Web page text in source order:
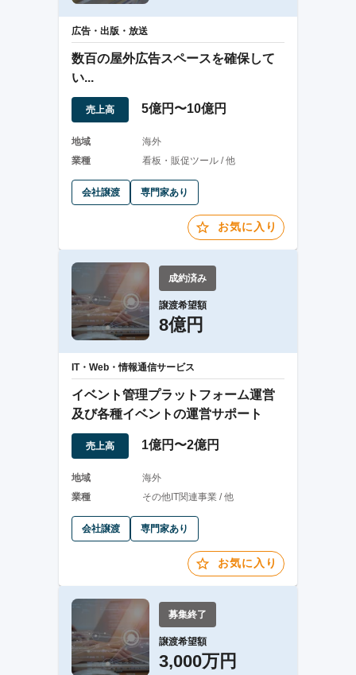
広告・出版・放送
数百の屋外広告スペースを確保して
い...
売上高 5億円〜10億円
地域
海外
業種
看板・販促ツール / 他
会社譲渡 専門家あり
お気に入り
成約済み
譲渡希望額
8億円
IT・Web・情報通信サービス
イベント管理プラットフォーム運営
及び各種イベントの運営サポート
売上高 1億円〜2億円
地域
海外
業種
その他IT関連事業 / 他
会社譲渡 専門家あり
お気に入り
募集終了
譲渡希望額
3,000万円